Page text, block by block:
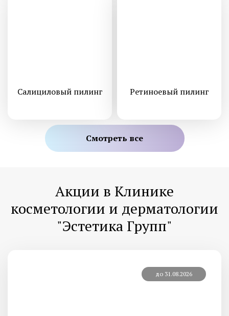
Салициловый пилинг Ретиноевый пилинг
Смотреть все
Акции в Клинике
косметологии и дерматологии
"Эстетика Групп"
до 31.08.2026